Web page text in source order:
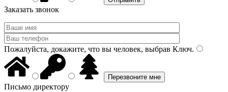
Заказать звонок
Пожалуйста, докажите, что вы человек, выбрав Ключ.
Письмо директору